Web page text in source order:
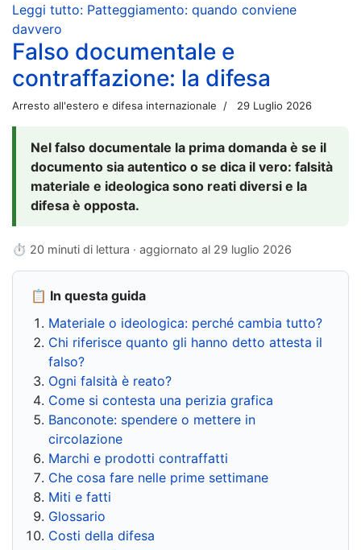
Leggi tutto: Patteggiamento: quando conviene
davvero
Falso documentale e
contraffazione: la difesa
Arresto all'estero e difesa internazionale 29 Luglio 2026
Nel falso documentale la prima domanda è se il
documento sia autentico o se dica il vero: falsità
materiale e ideologica sono reati diversi e la
difesa è opposta.
⏱ 20 minuti di lettura · aggiornato al 29 luglio 2026
📋 In questa guida
Materiale o ideologica: perché cambia tutto?
Chi riferisce quanto gli hanno detto attesta il
falso?
Ogni falsità è reato?
Come si contesta una perizia grafica
Banconote: spendere o mettere in
circolazione
Marchi e prodotti contraffatti
Che cosa fare nelle prime settimane
Miti e fatti
Glossario
Costi della difesa